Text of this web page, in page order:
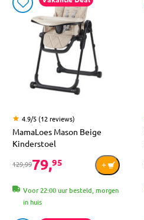
4.9/5 (12 reviews)
MamaLoes Mason Beige
Kinderstoel
129,9979,95
Voor 22:00 uur besteld, morgen
in huis